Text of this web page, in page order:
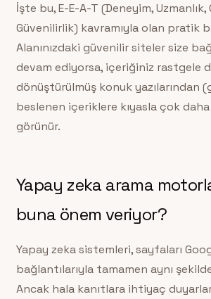
İşte bu, E-E-A-T (Deneyim,
Güvenilirlik) kavramıyla olan pratik
Alanınızdaki güvenilir siteler size
devam ediyorsa, içeriğiniz rastgele
dönüştürülmüş konuk yazılarından
beslenen içeriklere kıyasla çok
görünür.
Yapay zeka arama
buna önem veriyor?
Yapay zeka sistemleri, sayfaları
bağlantılarıyla tamamen aynı
Ancak hala kanıtlara ihtiyaç